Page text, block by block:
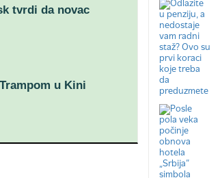
tvrdi da novac
u Kini